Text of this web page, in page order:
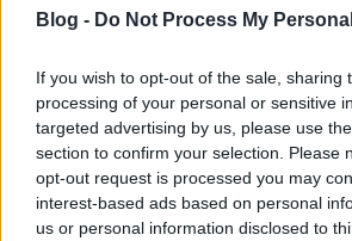
Blog - Do Not Process My
If you wish to opt-out of the sale, sharing
processing of your personal or sensitive
targeted advertising by us, please use
section to confirm your selection. Please
opt-out request is processed you may
interest-based ads based on personal
us or personal information disclosed to
Boldog Születésnapot
Balogh Zsolt•2024. május 23.